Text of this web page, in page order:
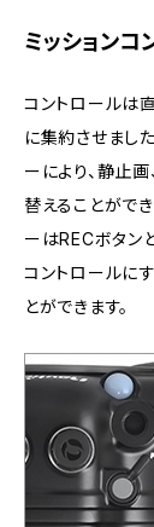
ミッションコ
コントロールは
に集約させまし
ーにより、静止画
替えることがで
ーはRECボタン
コントロールに
とができます。